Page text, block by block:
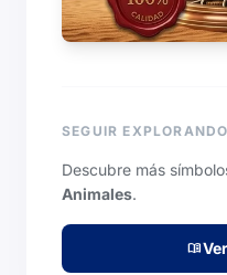
SEGUIR EXPLORANDO
Descubre más
Animales.
menu_book